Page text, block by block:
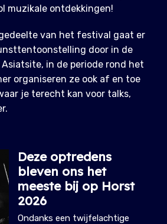
muzikale ontdekkingen!
van het festival gaat er
door in de
in de periode rond het
organiseren ze ook af en toe
je terecht kan voor talks,
Deze optredens
bleven ons het
meeste bij op Horst
2026
Ondanks een twijfelachtige